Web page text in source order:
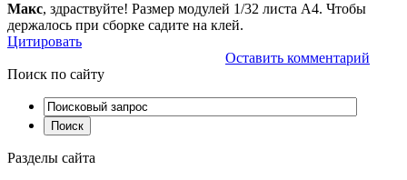
Макс, здраствуйте! Размер модулей 1/32 листа А4. Чтобы
держалось при сборке садите на клей.
Цитировать
Оставить комментарий
Поиск по сайту
Разделы сайта